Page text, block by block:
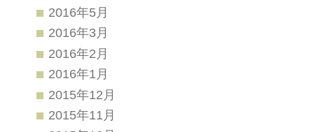
2016年5月
2016年3月
2016年2月
2016年1月
2015年12月
2015年11月